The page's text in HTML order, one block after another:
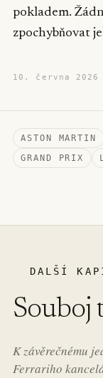
pokladem.
zpochybňovat
10. června 2026
ASTON MARTIN
GRAND PRIX
DALŠÍ
Souboj
K závěrečnému
Ferrariho